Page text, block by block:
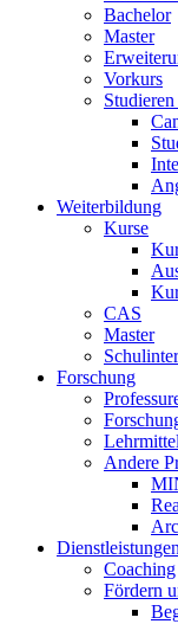
Bachelor
Master
Vorkurs
Weiterbildung
Kurse
CAS
Master
Forschung
Andere
Dienstleistungen
Coaching
Fördern